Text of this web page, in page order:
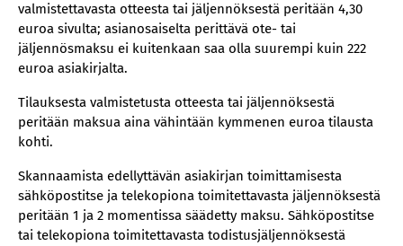
valmistettavasta otteesta tai jäljennöksestä peritään 4,30
euroa sivulta; asianosaiselta perittävä ote- tai
jäljennösmaksu ei kuitenkaan saa olla suurempi kuin 222
euroa asiakirjalta.
Tilauksesta valmistetusta otteesta tai jäljennöksestä
peritään maksua aina vähintään kymmenen euroa tilausta
kohti.
Skannaamista edellyttävän asiakirjan toimittamisesta
sähköpostitse ja telekopiona toimitettavasta jäljennöksestä
peritään 1 ja 2 momentissa säädetty maksu. Sähköpostitse
tai telekopiona toimitettavasta todistusjäljennöksestä